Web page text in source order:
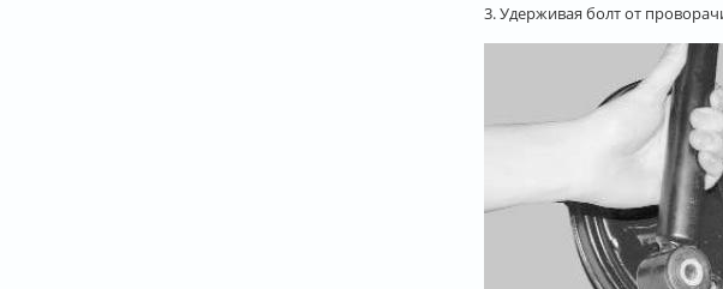
3. Удерживая болт от